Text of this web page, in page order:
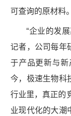
可查询的原材料。
“企业的发
记者，公司每年
于产品更新与
今，极速生物科
行业里，真正的
业现代化的大潮